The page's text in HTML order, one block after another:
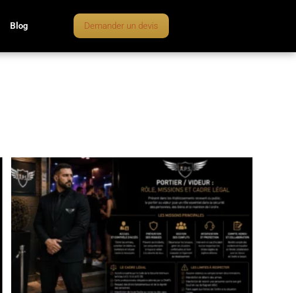
Blog Demander un devis